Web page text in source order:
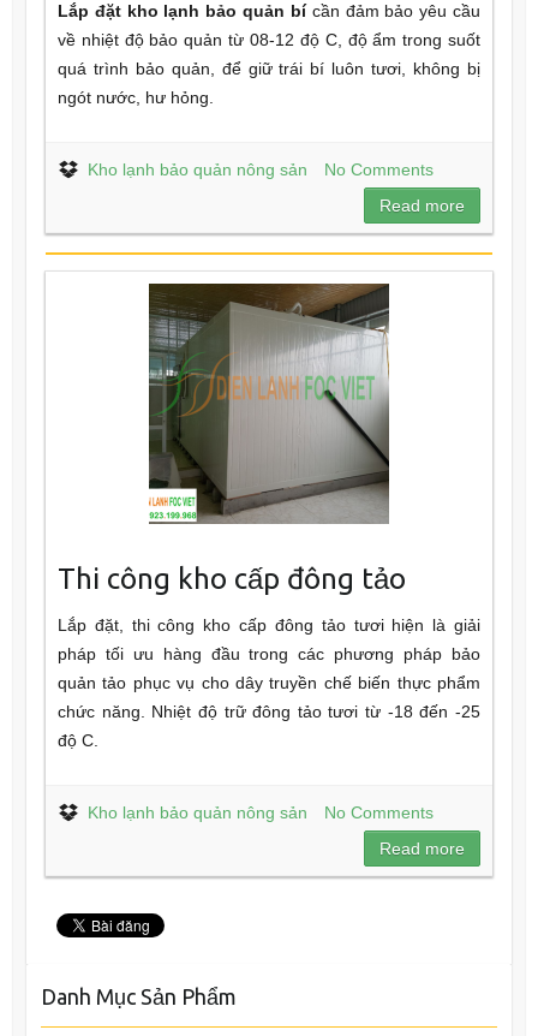
Lắp đặt kho lạnh bảo quản bícần đảm bảo yêu cầu
về nhiệt độ bảo quản từ 08-12 độ C, độ ẩm trong suốt
quá trình bảo quản, để giữ trái bí luôn tươi, không bị
ngót nước, hư hỏng.
Kho lạnh bảo quản nông sản
No Comments
Read more
Thi công kho cấp đông tảo
Lắp đặt, thi công kho cấp đông tảo tươi hiện là giải
pháp tối ưu hàng đầu trong các phương pháp bảo
quản tảo phục vụ cho dây truyền chế biến thực phẩm
chức năng. Nhiệt độ trữ đông tảo tươi từ -18 đến -25
độ C.
Kho lạnh bảo quản nông sản
No Comments
Read more
Danh Mục Sản Phẩm